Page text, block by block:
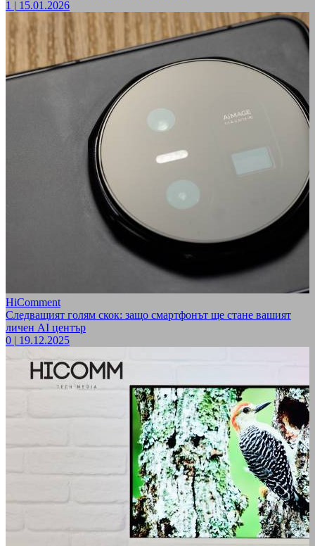
1 | 15.01.2026
HiComment
Следващият голям скок: защо смартфонът ще стане вашият
личен AI център
0 | 19.12.2025